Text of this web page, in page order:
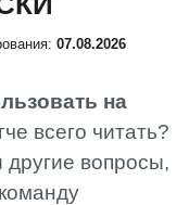
07.08.2026
на
всего читать?
вопросы,